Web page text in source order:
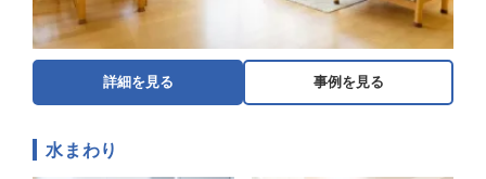
詳細を見る 事例を見る
水まわり